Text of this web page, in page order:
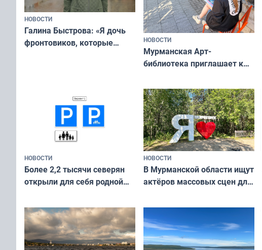
НОВОСТИ
Галина Быстрова: «Я дочь
фронтовиков, которые
НОВОСТИ
Мурманская Арт-
библиотека приглашает к
и фотографов
НОВОСТИ
Более 2,2 тысячи северян
открыли для себя родной
«Туризм для своих»
НОВОСТИ
В Мурманской области ищут
актёров массовых сцен для
короткометражном фильме